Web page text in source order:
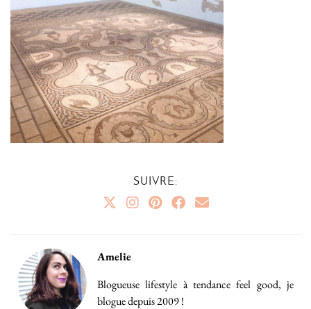
SUIVRE:
Amelie
Blogueuse lifestyle à tendance feel good, je
blogue depuis 2009 !